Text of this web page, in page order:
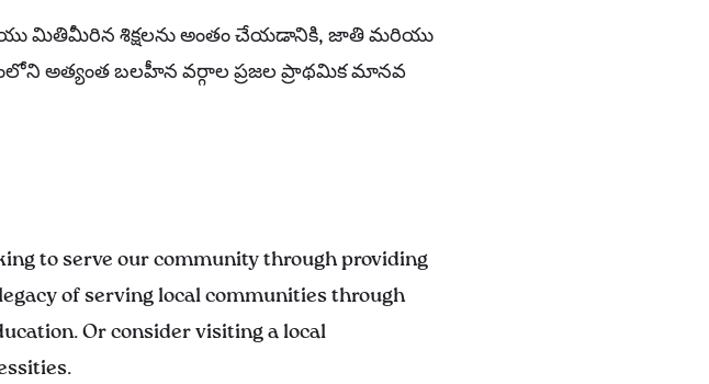
మితిమీరిన శిక్షలను అంతం చేయడానికి, జాతి మరియు
అత్యంత బలహీన వర్గాల ప్రజల ప్రాథమిక మానవ
to serve our community through providing
of serving local communities through
Or consider visiting a local